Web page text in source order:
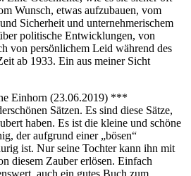
Wunsch, etwas aufzubauen, vom
Sicherheit und unternehmerischem
politische Entwicklungen, von
von persönlichem Leid während des
ab 1933. Ein aus meiner Sicht
Einhorn (23.06.2019) ***
Sätzen. Es sind diese Sätze,
haben. Es ist die kleine und schöne
der aufgrund einer „bösen“
ist. Nur seine Tochter kann ihn mit
diesem Zauber erlösen. Einfach